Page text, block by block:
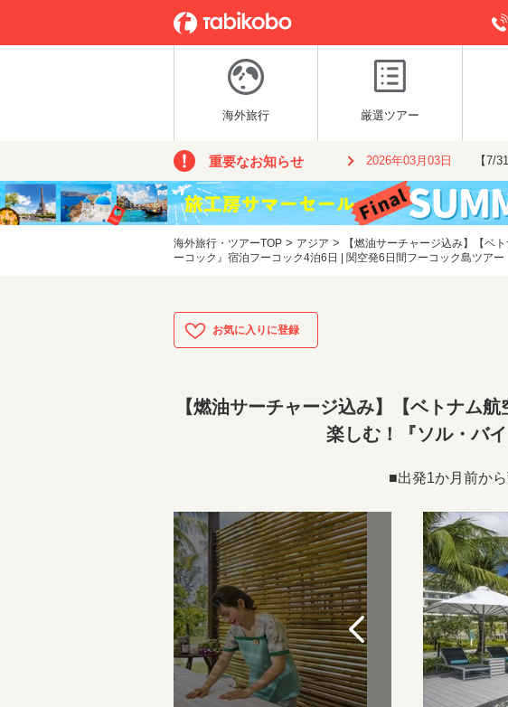
海外旅行 厳選ツアー
重要なお知らせ 2026年03月03日 【7/
海外旅行・ツアーTOP > アジア >
【燃油サーチャージ込み】【ベ
ーコック』宿泊フーコック4泊6日 | 関空発6日間フーコック島ツアー
【燃油サーチャージ込み】【ベトナム
楽しむ！『ソル・バ
■出発1か月前か